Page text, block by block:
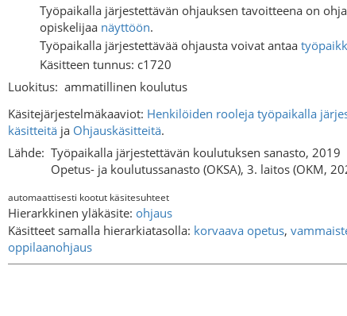
Työpaikalla järjestettävän ohjauksen tavoitteena on
opiskelijaa näyttöön.
Työpaikalla järjestettävää ohjausta voivat antaa
Käsitteen tunnus: c1720
Luokitus: ammatillinen koulutus
Käsitejärjestelmäkaaviot: Henkilöiden rooleja työpaikalla
käsitteitä ja Ohjauskäsitteitä.
Lähde: Työpaikalla järjestettävän koulutuksen sanasto, 2019
Opetus- ja koulutussanasto (OKSA), 3. laitos (OKM,
automaattisesti kootut käsitesuhteet
Hierarkkinen yläkäsite: ohjaus
Käsitteet samalla hierarkiatasolla: korvaava opetus,
oppilaanohjaus